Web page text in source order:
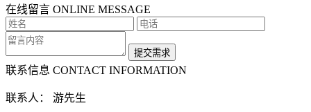
在线留言 ONLINE MESSAGE
联系信息 CONTACT INFORMATION
联系人： 游先生